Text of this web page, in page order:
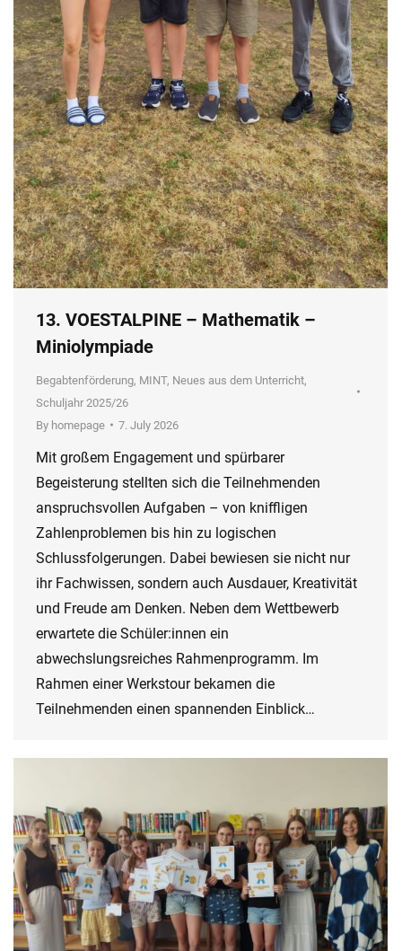
13. VOESTALPINE – Mathematik –
Miniolympiade
Begabtenförderung, MINT, Neues aus dem Unterricht,
Schuljahr 2025/26
By homepage 7. July 2026
Mit großem Engagement und spürbarer
Begeisterung stellten sich die Teilnehmenden
anspruchsvollen Aufgaben – von kniffligen
Zahlenproblemen bis hin zu logischen
Schlussfolgerungen. Dabei bewiesen sie nicht nur
ihr Fachwissen, sondern auch Ausdauer, Kreativität
und Freude am Denken. Neben dem Wettbewerb
erwartete die Schüler:innen ein
abwechslungsreiches Rahmenprogramm. Im
Rahmen einer Werkstour bekamen die
Teilnehmenden einen spannenden Einblick…